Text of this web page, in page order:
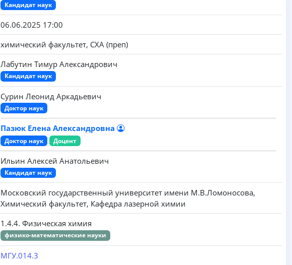
Кандидат наук
06.06.2025 17:00
химический факультет, СХА (преп)
Лабутин Тимур Александрович
Кандидат наук
Сурин Леонид Аркадьевич
Доктор наук
Пазюк Елена Александровна
Доктор наук Доцент
Ильин Алексей Анатольевич
Кандидат наук
Московский государственный университет имени M.B.Ломоносова,
Химический факультет, Кафедра лазерной химии
1.4.4. Физическая химия
физико-математические науки
МГУ.014.3